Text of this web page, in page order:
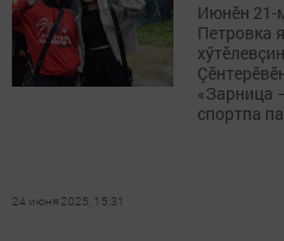
Июнӗн 21-
Петровка
«Зарница
спортпа
24 июня 2025, 15:31